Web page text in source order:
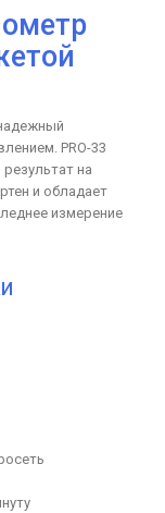
PRO-33
на
и обладает
измерение